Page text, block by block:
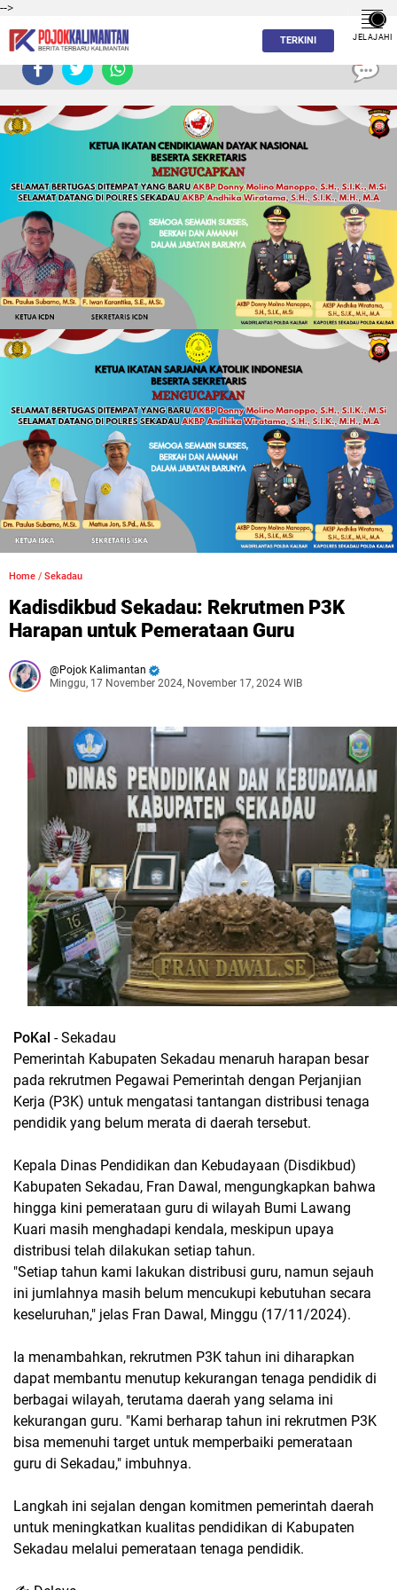
-->
TERKINI JELAJAHI
Home / Sekadau
Kadisdikbud Sekadau: Rekrutmen P3K
Harapan untuk Pemerataan Guru
Pojok Kalimantan
Minggu, 17 November 2024, November 17, 2024 WIB
PoKal - Sekadau
Pemerintah Kabupaten Sekadau menaruh harapan besar
pada rekrutmen Pegawai Pemerintah dengan Perjanjian
Kerja (P3K) untuk mengatasi tantangan distribusi tenaga
pendidik yang belum merata di daerah tersebut.
Kepala Dinas Pendidikan dan Kebudayaan (Disdikbud)
Kabupaten Sekadau, Fran Dawal, mengungkapkan bahwa
hingga kini pemerataan guru di wilayah Bumi Lawang
Kuari masih menghadapi kendala, meskipun upaya
distribusi telah dilakukan setiap tahun.
"Setiap tahun kami lakukan distribusi guru, namun sejauh
ini jumlahnya masih belum mencukupi kebutuhan secara
keseluruhan," jelas Fran Dawal, Minggu (17/11/2024).
Ia menambahkan, rekrutmen P3K tahun ini diharapkan
dapat membantu menutup kekurangan tenaga pendidik di
berbagai wilayah, terutama daerah yang selama ini
kekurangan guru. "Kami berharap tahun ini rekrutmen P3K
bisa memenuhi target untuk memperbaiki pemerataan
guru di Sekadau," imbuhnya.
Langkah ini sejalan dengan komitmen pemerintah daerah
untuk meningkatkan kualitas pendidikan di Kabupaten
Sekadau melalui pemerataan tenaga pendidik.